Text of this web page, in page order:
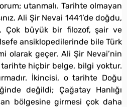
utanmalı. Tarihte olmayan
Ali Şir Nevai 1441’de doğdu,
Çok büyük bir filozof, şair ve
ansiklopedilerinde bile Türk
olarak geçer. Ali Şir Nevai’nin
hiçbir belge, bilgi yoktur.
İkincisi, o tarihte Doğu
değildi; Çağatay Hanlığı
bölgesine girmesi çok daha